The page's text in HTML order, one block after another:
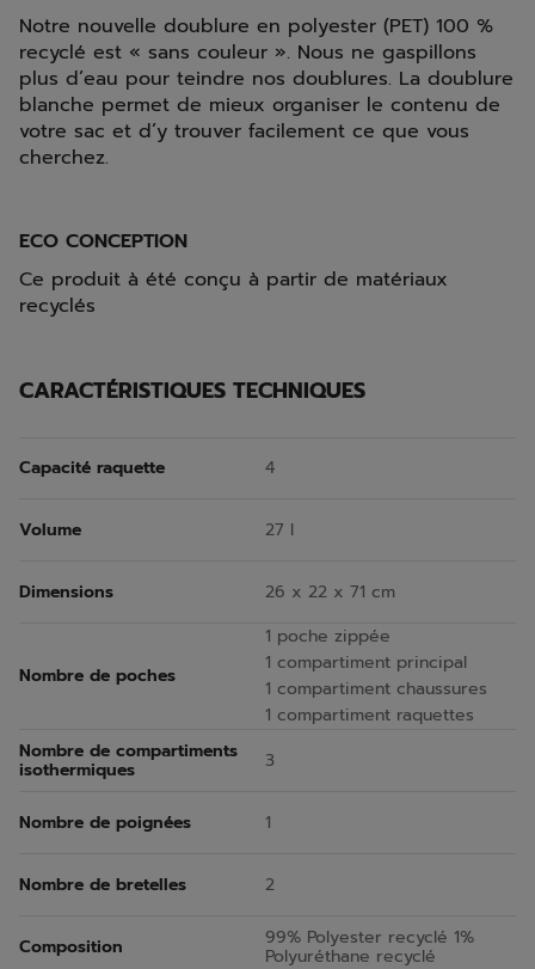
Notre nouvelle doublure en polyester (PET) 100 %
recyclé est « sans couleur ». Nous ne gaspillons
plus d’eau pour teindre nos doublures. La doublure
blanche permet de mieux organiser le contenu de
votre sac et d’y trouver facilement ce que vous
cherchez.
ECO CONCEPTION
Ce produit à été conçu à partir de matériaux
recyclés
CARACTÉRISTIQUES TECHNIQUES
Capacité raquette 4
Volume 27 l
Dimensions 26 x 22 x 71 cm
Nombre de poches
1 poche zippée
1 compartiment principal
1 compartiment chaussures
1 compartiment raquettes
Nombre de compartiments
isothermiques 3
Nombre de poignées 1
Nombre de bretelles 2
Composition 99% Polyester recyclé 1%
Polyuréthane recyclé